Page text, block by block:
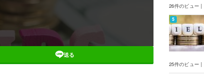
送る
26件のビュー |
25件のビュー |